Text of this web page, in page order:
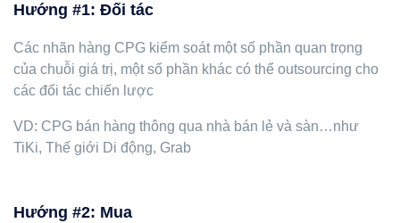
Hướng #1: Đối tác
Các nhãn hàng CPG kiểm soát một số phần quan trọng
của chuỗi giá trị, một số phần khác có thể outsourcing cho
các đối tác chiến lược
VD: CPG bán hàng thông qua nhà bán lẻ và sàn…như
TiKi, Thế giới Di động, Grab
Hướng #2: Mua